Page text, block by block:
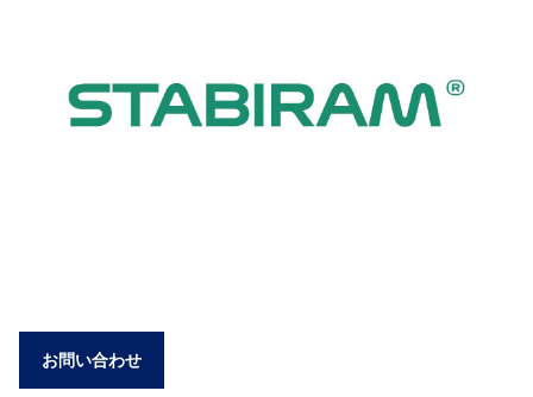
お問い合わせ